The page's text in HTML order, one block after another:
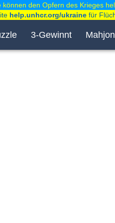
3-Gewinnt
können den Opfern des Krieges
help.unhcr.org/ukrainefür